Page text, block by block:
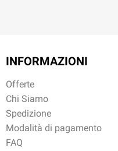
INFORMAZIONI
Offerte
Chi Siamo
Spedizione
Modalità di pagamento
FAQ